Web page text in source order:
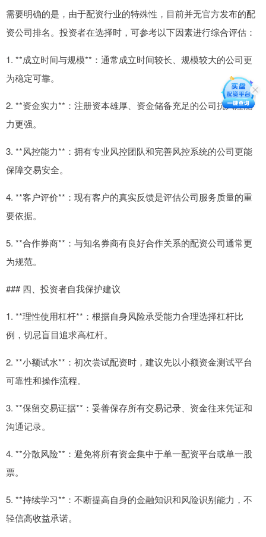
需要明确的是，由于配资行业的特殊性，目前并无官方发布的配
资公司排名。投资者在选择时，可参考以下因素进行综合评估：
1. **成立时间与规模**：通常成立时间较长、规模较大的公司更
为稳定可靠。
2. **资金实力**：注册资本雄厚、资金储备充足的公司抗风险能
力更强。
3. **风控能力**：拥有专业风控团队和完善风控系统的公司更能
保障交易安全。
4. **客户评价**：现有客户的真实反馈是评估公司服务质量的重
要依据。
5. **合作券商**：与知名券商有良好合作关系的配资公司通常更
为规范。
### 四、投资者自我保护建议
1. **理性使用杠杆**：根据自身风险承受能力合理选择杠杆比
例，切忌盲目追求高杠杆。
2. **小额试水**：初次尝试配资时，建议先以小额资金测试平台
可靠性和操作流程。
3. **保留交易证据**：妥善保存所有交易记录、资金往来凭证和
沟通记录。
4. **分散风险**：避免将所有资金集中于单一配资平台或单一股
票。
5. **持续学习**：不断提高自身的金融知识和风险识别能力，不
轻信高收益承诺。